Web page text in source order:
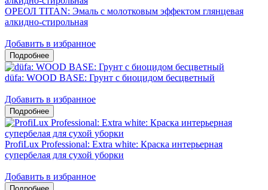
ОРЕОЛ TITAN: Эмаль с молотковым эффектом глянцевая
алкидно-стирольная
Добавить в избранное
düfa: WOOD BASE: Грунт с биоцидом бесцветный
Добавить в избранное
ProfiLux Professional: Extra white: Краска интерьерная
супербелая для сухой уборки
Добавить в избранное